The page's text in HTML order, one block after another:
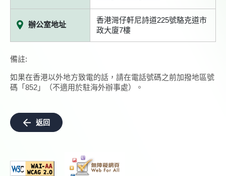
辦公室地址
香港灣仔軒尼詩道225號駱克道市
政大廈7樓
備註:
如果在香港以外地方致電的話，請在電話號碼之前加撥地區號
碼「852」（不適用於駐海外辦事處）。
返回